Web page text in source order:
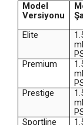
Model
Versiyonu
Elite
Premium
Prestige
Sportline